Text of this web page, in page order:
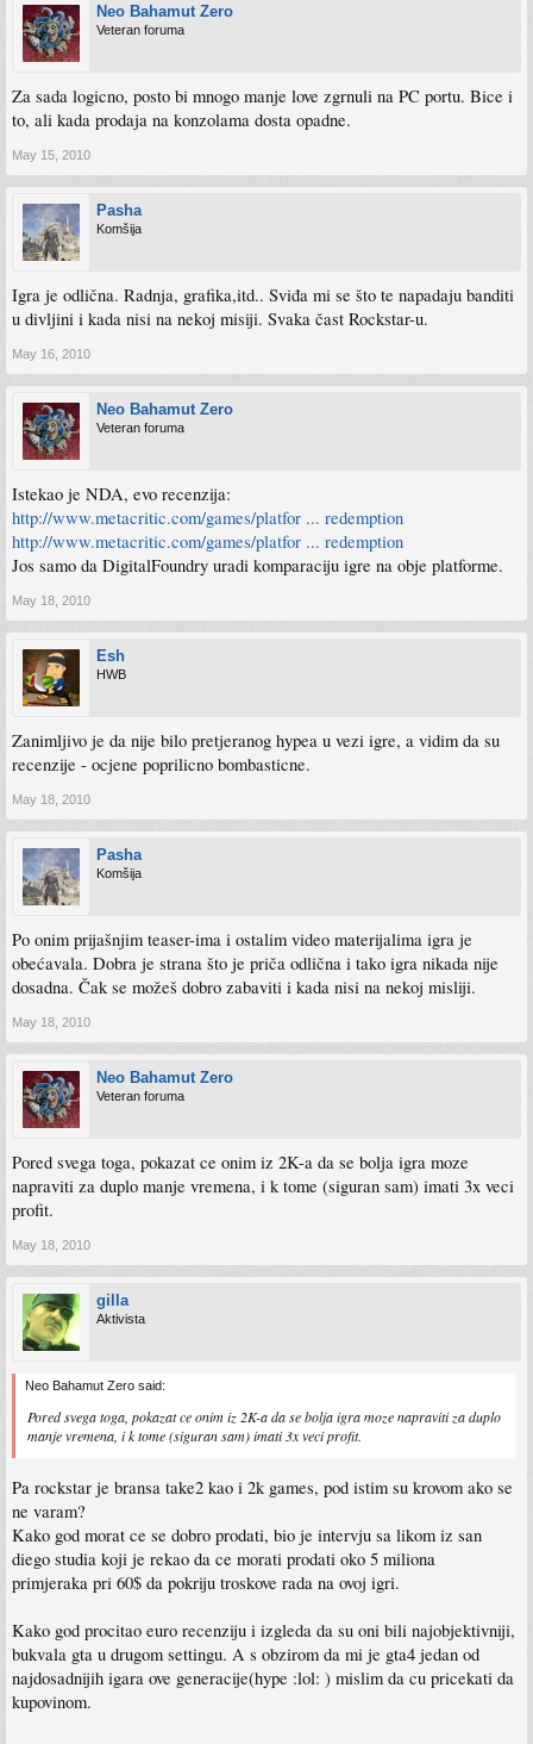
Neo Bahamut Zero
Veteran foruma
Za sada logicno, posto bi mnogo manje love zgrnuli na PC portu. Bice i
to, ali kada prodaja na konzolama dosta opadne.
May 15, 2010
Pasha
Komšija
Igra je odlična. Radnja, grafika,itd.. Sviđa mi se što te napadaju banditi
u divljini i kada nisi na nekoj misiji. Svaka čast Rockstar-u.
May 16, 2010
Neo Bahamut Zero
Veteran foruma
Istekao je NDA, evo recenzija:
http://www.metacritic.com/games/platfor ... redemption
http://www.metacritic.com/games/platfor ... redemption
Jos samo da DigitalFoundry uradi komparaciju igre na obje platforme.
May 18, 2010
Esh
HWB
Zanimljivo je da nije bilo pretjeranog hypea u vezi igre, a vidim da su
recenzije - ocjene poprilicno bombasticne.
May 18, 2010
Pasha
Komšija
Po onim prijašnjim teaser-ima i ostalim video materijalima igra je
obećavala. Dobra je strana što je priča odlična i tako igra nikada nije
dosadna. Čak se možeš dobro zabaviti i kada nisi na nekoj misliji.
May 18, 2010
Neo Bahamut Zero
Veteran foruma
Pored svega toga, pokazat ce onim iz 2K-a da se bolja igra moze
napraviti za duplo manje vremena, i k tome (siguran sam) imati 3x veci
profit.
May 18, 2010
gilla
Aktivista
Neo Bahamut Zero said:
Pored svega toga, pokazat ce onim iz 2K-a da se bolja igra moze napraviti za duplo
manje vremena, i k tome (siguran sam) imati 3x veci profit.
Pa rockstar je bransa take2 kao i 2k games, pod istim su krovom ako se
ne varam?
Kako god morat ce se dobro prodati, bio je intervju sa likom iz san
diego studia koji je rekao da ce morati prodati oko 5 miliona
primjeraka pri 60$ da pokriju troskove rada na ovoj igri.
Kako god procitao euro recenziju i izgleda da su oni bili najobjektivniji,
bukvala gta u drugom settingu. A s obzirom da mi je gta4 jedan od
najdosadnijih igara ove generacije(hype :lol: ) mislim da cu pricekati da
kupovinom.